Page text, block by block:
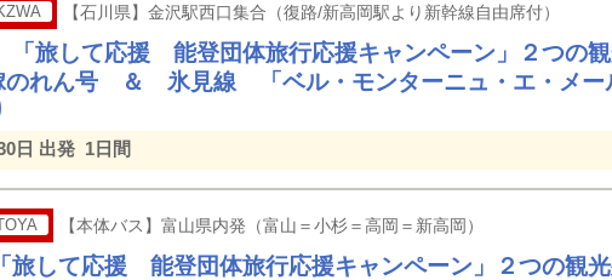
【石川県】金沢駅西口集合（復路/新高岡駅より新幹線自由席付）
「旅して応援 能登団体旅行応援キャンペーン」２つの
れん号 ＆ 氷見線 「ベル・モンターニュ・エ・メー
日 出発 1日間
【本体バス】富山県内発（富山＝小杉＝高岡＝新高岡）
旅して応援 能登団体旅行応援キャンペーン」２つの観